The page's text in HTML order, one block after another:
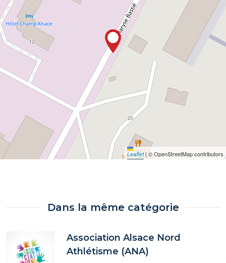
Leaflet |© OpenStreetMap contributors
Dans la même catégorie
Association Alsace Nord
Athlétisme (ANA)